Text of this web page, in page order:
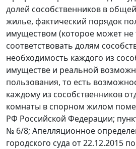
долей сособственников в
жилье, фактический порядок
имуществом (которое может не
соответствовать долям
необходимость каждого из
имуществе и реальной
пользования, то есть
каждому из сособственников
комнаты в спорном жилом
РФ Российской Федерации;
№ 6/8; Апелляционное
городского суда от 22.12.2015